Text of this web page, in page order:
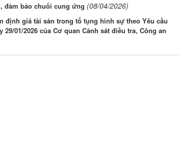
đảm bảo chuổi cung ứng (08/04/2026)
định giá tài sản trong tố tụng hình sự theo Yêu cầu
29/01/2026 của Cơ quan Cảnh sát điều tra, Công an